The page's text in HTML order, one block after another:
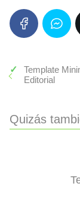
Template
Editorial
Quizás